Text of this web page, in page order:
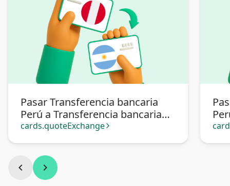
Pasar Transferencia bancaria
Perú a Transferencia bancaria
Argentina
cards.quoteExchange arrow_forward_ios
chevron_left chevron_right